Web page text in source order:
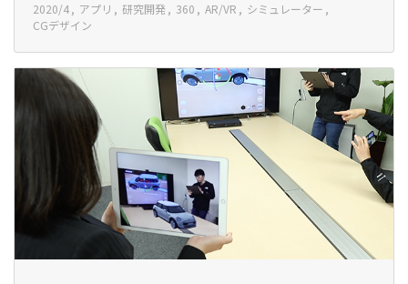
2020/4 アプリ 研究開発 360 AR/VR
シミュレーター
CGデザイン